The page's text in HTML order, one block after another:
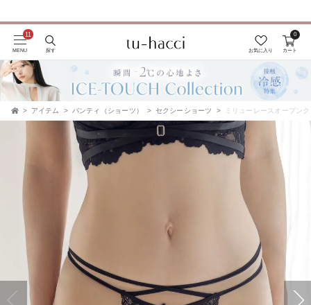
会員登録で今すぐ使えるポイントプレゼント！
MENU 探す お気に入り カート
0
アイテム パンティ（ショーツ） セクシーショーツ ミリューレースオープン